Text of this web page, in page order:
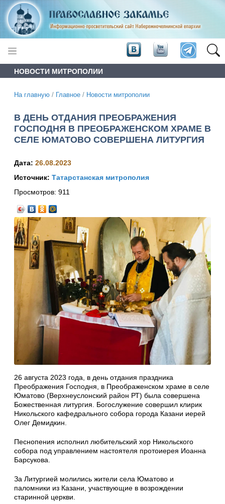
НОВОСТИ МИТРОПОЛИИ
На главную / Главное / Новости митрополии
В ДЕНЬ ОТДАНИЯ ПРЕОБРАЖЕНИЯ
ГОСПОДНЯ В ПРЕОБРАЖЕНСКОМ ХРАМЕ В
СЕЛЕ ЮМАТОВО СОВЕРШЕНА ЛИТУРГИЯ
Дата: 26.08.2023
Источник: Татарстанская митрополия
Просмотров: 911
26 августа 2023 года, в день отдания праздника
Преображения Господня, в Преображенском храме в селе
Юматово (Верхнеуслонский район РТ) была совершена
Божественная литургия. Богослужение совершил клирик
Никольского кафедрального собора города Казани иерей
Олег Демидкин.
Песнопения исполнил любительский хор Никольского
собора под управлением настоятеля протоиерея Иоанна
Барсукова.
За Литургией молились жители села Юматово и
паломники из Казани, участвующие в возрождении
старинной церкви.